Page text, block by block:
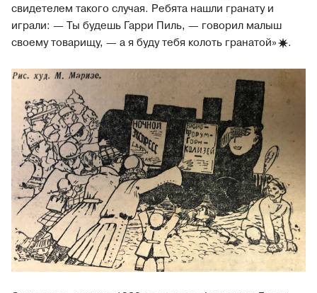
свидетелем такого случая. Ребята нашли гранату и
играли: — Ты будешь Гарри Пиль, — говорил малыш
своему товарищу, — а я буду тебя колоть гранатой» .